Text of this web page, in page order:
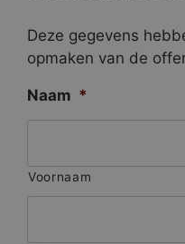
Deze gegevens
opmaken van de
Naam *
Voornaam